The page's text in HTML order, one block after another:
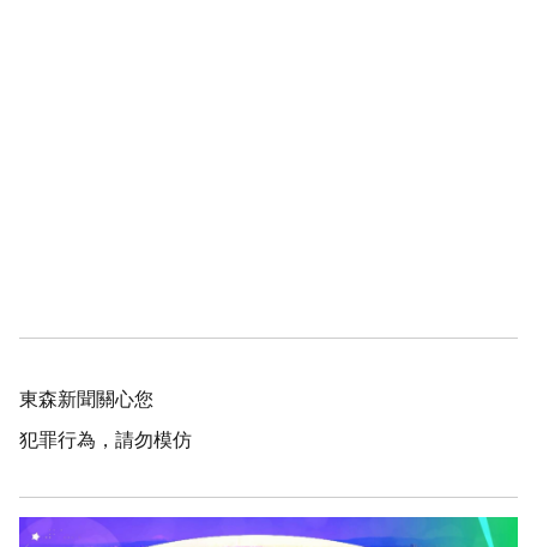
東森新聞關心您
犯罪行為，請勿模仿